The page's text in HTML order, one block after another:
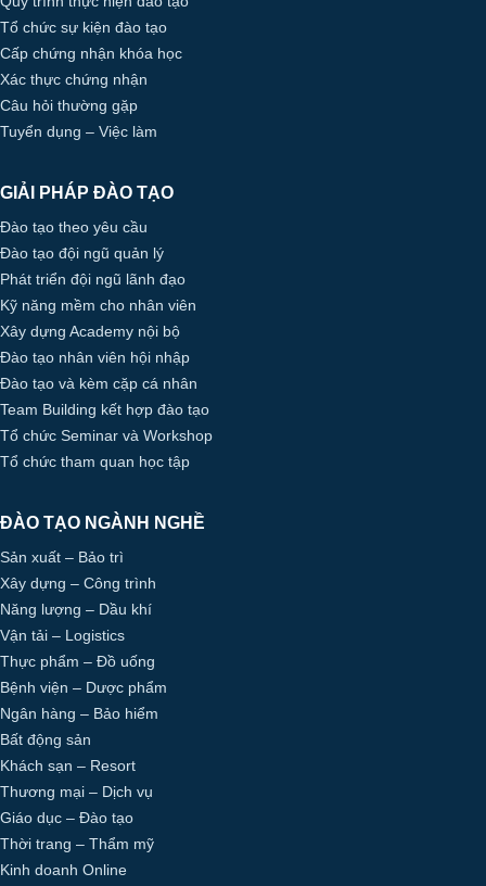
Tổ chức sự kiện đào tạo
Cấp chứng nhận khóa học
Xác thực chứng nhận
Câu hỏi thường gặp
Tuyển dụng – Việc làm
GIẢI PHÁP ĐÀO TẠO
Đào tạo theo yêu cầu
Đào tạo đội ngũ quản lý
Phát triển đội ngũ lãnh đạo
Kỹ năng mềm cho nhân viên
Xây dựng Academy nội bộ
Đào tạo nhân viên hội nhập
Đào tạo và kèm cặp cá nhân
Team Building kết hợp đào tạo
Tổ chức Seminar và Workshop
Tổ chức tham quan học tập
ĐÀO TẠO NGÀNH NGHỀ
Sản xuất – Bảo trì
Xây dựng – Công trình
Năng lượng – Dầu khí
Vận tải – Logistics
Thực phẩm – Đồ uống
Bệnh viện – Dược phẩm
Ngân hàng – Bảo hiểm
Bất động sản
Khách sạn – Resort
Thương mại – Dịch vụ
Giáo dục – Đào tạo
Thời trang – Thẩm mỹ
Kinh doanh Online